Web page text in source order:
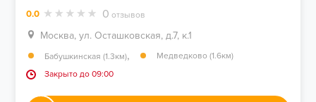
0.0 0 отзывов
Москва, ул. Осташковская, д.7, к.1
Бабушкинская (1.3км),
Медведково (1.6км)
Закрыто до 09:00